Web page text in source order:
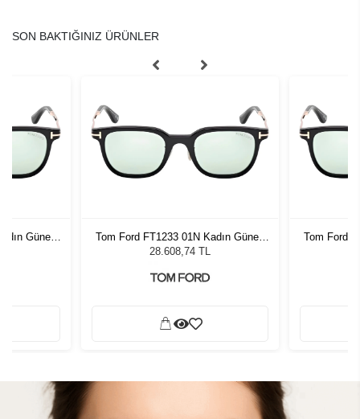
SON BAKTIĞINIZ ÜRÜNLER
Güneş
Tom Ford FT1233 01N Kadın Güneş
Gözlüğü
28.608,74 TL
Tom Ford